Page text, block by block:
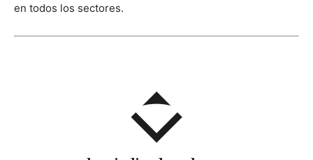
en todos los sectores.